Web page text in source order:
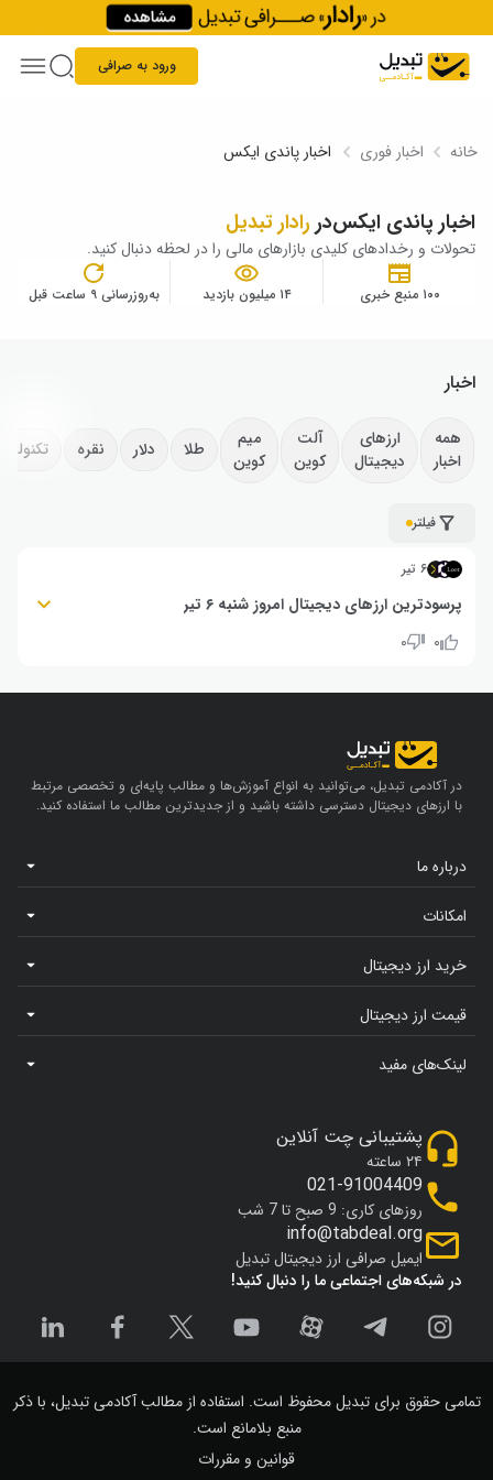
Skip to content
ورود به صرافی
خانه اخبار فوری اخبار پاندی ایکس‌
اخبار پاندی ایکس‌در رادار تبدیل
تحولات و رخدادهای کلیدی بازارهای مالی را در لحظه دنبال کنید.
۱۰۰ منبع خبری ۱۴ میلیون بازدید به‌روزرسانی ۹ ساعت قبل
اخبار
همه
اخبار
ارزهای
دیجیتال
آلت
کوین
میم
کوین
طلا دلار نقره
فیلتر
۶ تیر
پرسودترین ارزهای دیجیتال امروز شنبه ۶ تیر
۰ ۰
در آکادمی تبدیل، می‌توانید به انواع آموزش‌ها و مطالب پایه‌ای و تخصصی مرتبط
با ارزهای دیجیتال دسترسی داشته باشید و از جدیدترین مطالب ما استفاده کنید.
درباره ما
امکانات
خرید ارز دیجیتال
قیمت ارز دیجیتال
لینک‌های مفید
در شبکه‌های اجتماعی ما را دنبال کنید!
پشتیبانی چت آنلاین
۲۴ ساعته
021-91004409
روزهای کاری: 9 صبح تا 7 شب
info@tabdeal.org
ایمیل صرافی ارز دیجیتال تبدیل
تمامی حقوق برای تبدیل محفوظ است. استفاده از مطالب آکادمی تبدیل، با ذکر
منبع بلامانع است.
قوانین و مقررات